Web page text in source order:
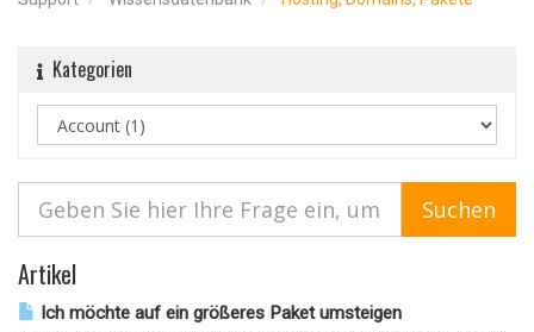
Kategorien
Artikel
Ich möchte auf ein größeres Paket umsteigen